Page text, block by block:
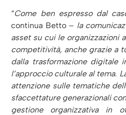
“Come ben espresso dal
continua Betto – la
asset su cui le organizzazioni
competitività, anche grazie a
dalla trasformazione digitale
l’approccio culturale al tema.
attenzione sulle tematiche
sfaccettature generazionali
gestione organizzativa in